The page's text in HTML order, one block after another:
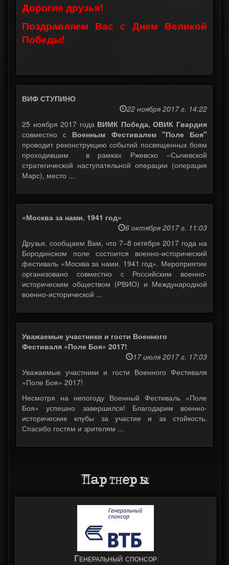
Дорогие друзья!
Поздравляем Вас с Днем Великой
Победы!
ВИФ СТУПИНО
22 ноября 2017 г. 14:22
25 ноября 2017 года ВИМК Победа, ОВИК Гвардия
совместно с Военным Фестивалем "Поле Боя"
проводит реконструкцию событий посвященных боям
проходившим в рамках Ржевско –Сычевской
стратегической наступательной операции (операция
Марс), место ...
«Москва за нами. 1941 год»
6 октября 2017 г. 11:03
Друзья, сообщаем Вам, что 7–8 октября 2017 года на
Бородинском поле состоится военно-исторический
фестиваль «Москва за нами. 1941 год». Мероприятие
организовано совместно с Российским военно-
историческим обществом (РВИО) и Международной
военно-исторической ...
Уважаемые участники и гости Военного
Фестиваля «Поле Боя» 2017!
17 июля 2017 г. 17:03
Уважаемые участники и гости Военного Фестиваля
«Поле Боя» 2017!
Несмотря на непогоду Военный Фестиваль «Поле
Боя» успешно завершился! Благодарим военно-
исторические клубы за участие и за стойкость.
Спасибо гостям и зрителям ...
Партнеры
Генеральный спонсор